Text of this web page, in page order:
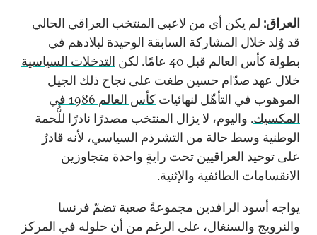
العراق: لم يكن أي من لاعبي المنتخب العراقي الحالي
قد وُلد خلال المشاركة السابقة الوحيدة لبلادهم في
بطولة كأس العالم قبل 40 عامًا. لكن
التدخلات السياسية
خلال عهد صدّام حسين طغت على نجاح ذلك الجيل
الموهوب في التأهّل لنهائيات
كأس العالم 1986 في
المكسيك. واليوم، لا يزال المنتخب مصدرًا نادرًا للُّحمة
الوطنية وسط حالة من التشرذم السياسي، لأنه قادرٌ
على توحيد العراقيين تحت رايةٍ واحدة متجاوزين
الانقسامات الطائفية والإثنية.
يواجه أسود الرافدين مجموعةً صعبة تضمّ فرنسا
والنرويج والسنغال، على الرغم من أن حلوله في المركز